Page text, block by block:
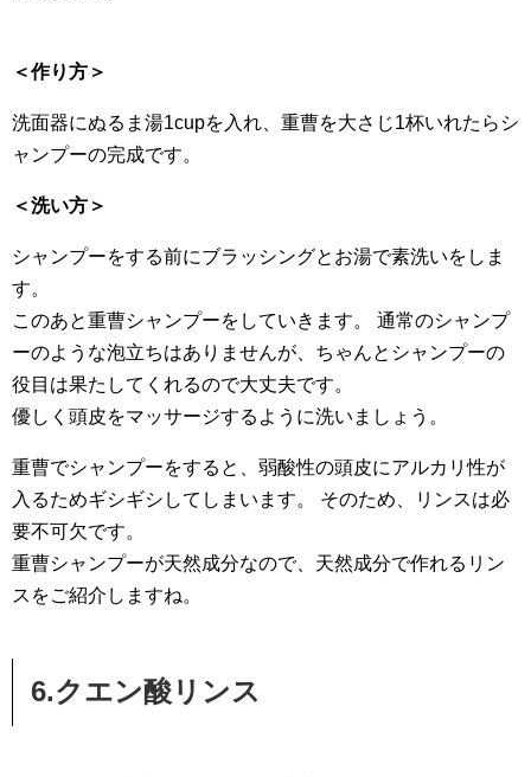
＜作り方＞
洗面器にぬるま湯1cupを入れ、重曹を大さじ1杯いれたらシ
ャンプーの完成です。
＜洗い方＞
シャンプーをする前にブラッシングとお湯で素洗いをしま
す。
このあと重曹シャンプーをしていきます。 通常のシャンプ
ーのような泡立ちはありませんが、ちゃんとシャンプーの
役目は果たしてくれるので大丈夫です。
優しく頭皮をマッサージするように洗いましょう。
重曹でシャンプーをすると、弱酸性の頭皮にアルカリ性が
入るためギシギシしてしまいます。 そのため、リンスは必
要不可欠です。
重曹シャンプーが天然成分なので、天然成分で作れるリン
スをご紹介しますね。
6.クエン酸リンス